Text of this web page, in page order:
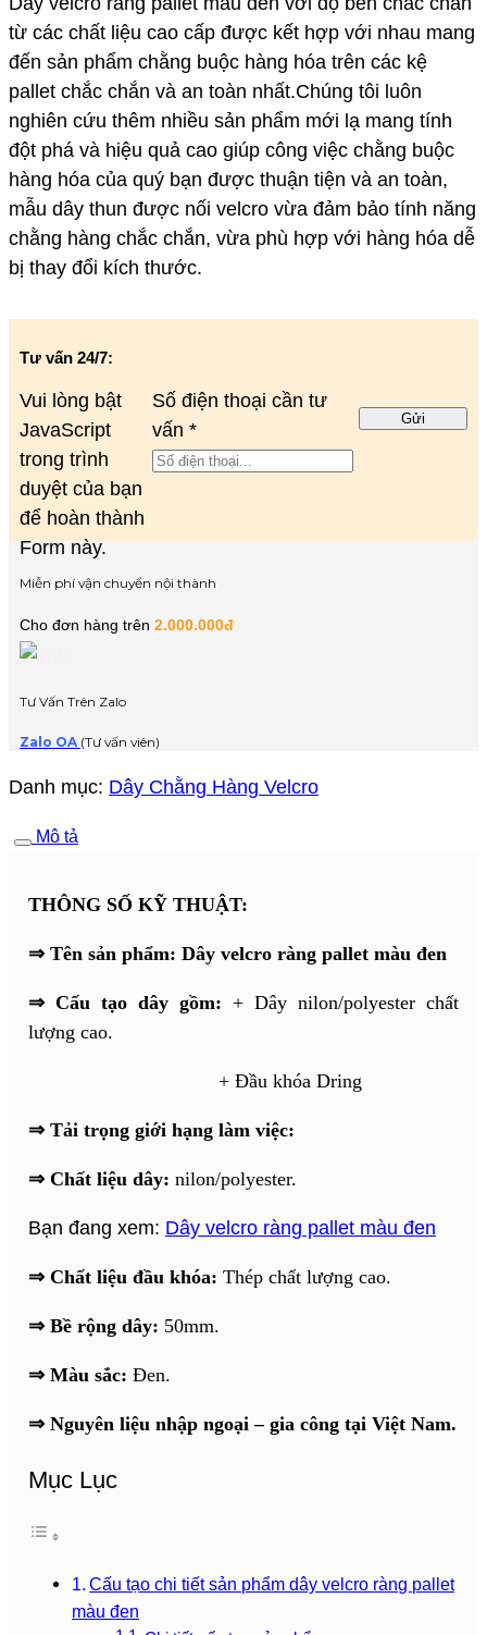
từ các chất liệu cao cấp được kết hợp với nhau mang
đến sản phẩm chằng buộc hàng hóa trên các kệ
pallet chắc chắn và an toàn nhất.Chúng tôi luôn
nghiên cứu thêm nhiều sản phẩm mới lạ mang tính
đột phá và hiệu quả cao giúp công việc chằng buộc
hàng hóa của quý bạn được thuận tiện và an toàn,
mẫu dây thun được nối velcro vừa đảm bảo tính năng
chằng hàng chắc chắn, vừa phù hợp với hàng hóa dễ
bị thay đổi kích thước.
Tư vấn 24/7:
Vui lòng bật
JavaScript
trong trình
duyệt của bạn
để hoàn thành
Form này.
tư
Số
điện
Số điện thoại cần tư
vấn *
Gửi
Miễn phí vận chuyển nội thành
Cho đơn hàng trên 2.000.000đ
Tư Vấn Trên Zalo
Zalo OA (Tư vấn viên)
Danh mục: Dây Chằng Hàng Velcro
Mô tả
THÔNG SỐ KỸ THUẬT:
⇒ Tên sản phẩm: Dây velcro ràng pallet màu đen
⇒ Cấu tạo dây gồm: + Dây nilon/polyester chất
lượng cao.
+ Đầu khóa Dring
⇒ Tải trọng giới hạng làm việc:
⇒ Chất liệu dây: nilon/polyester.
Bạn đang xem: Dây velcro ràng pallet màu đen
⇒ Chất liệu đầu khóa: Thép chất lượng cao.
⇒ Bề rộng dây: 50mm.
⇒ Màu sắc: Đen.
⇒ Nguyên liệu nhập ngoại – gia công tại Việt Nam.
Mục Lục
Cấu tạo chi tiết sản phẩm dây velcro ràng pallet
màu đen